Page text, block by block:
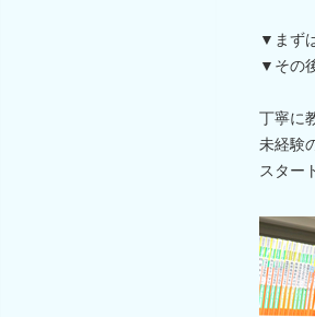
▼まず
▼その
丁寧に
未経験
スター